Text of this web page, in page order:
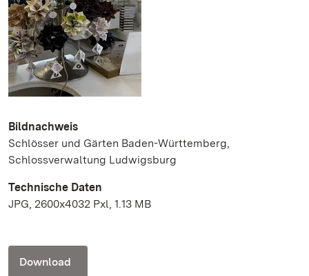
Bildnachweis
Schlösser und Gärten Baden-Württemberg,
Schlossverwaltung Ludwigsburg
Technische Daten
JPG, 2600x4032 Pxl, 1.13 MB
Download